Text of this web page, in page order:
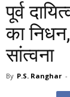
पूर्व
का
सांत्वना
By P.S. Ranghar -